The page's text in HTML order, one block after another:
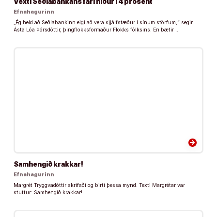
Efnahagurinn
„Ég held að Seðlabankinn eigi að vera sjjálfstæður í sínum störfum,“ segir
Ásta Lóa Þórsdóttir, þingflokksformaður Flokks fólksins. En bætir …
arrow_forward
Samhengið krakkar!
Efnahagurinn
Margrét Tryggvadóttir skrifaði og birti þessa mynd. Texti Margrétar var
stuttur: Samhengið krakkar!